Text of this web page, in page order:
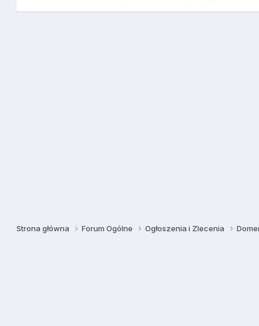
Strona główna Forum Ogólne Ogłoszenia i Zlecenia